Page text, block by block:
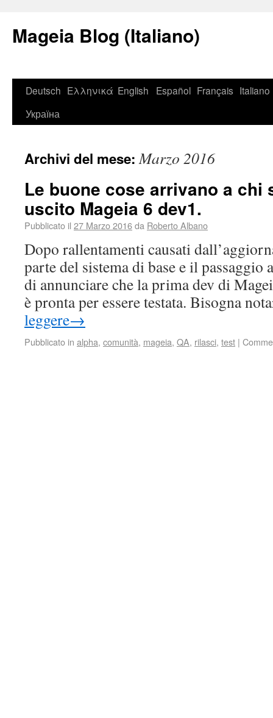
Mageia Blog (Italiano)
Deutsch Ελληνικά English Español Français Italiano
Україна
Archivi del mese:Marzo 2016
Le buone cose arrivano a chi
uscito Mageia 6 dev1.
Pubblicato il 27 Marzo 2016da Roberto Albano
Dopo rallentamenti causati
parte del sistema di base e il passaggio
di annunciare che la prima dev di
è pronta per essere testata. Bisogna
leggere→
Pubblicato in alpha, comunità, mageia, QA, rilasci, test |